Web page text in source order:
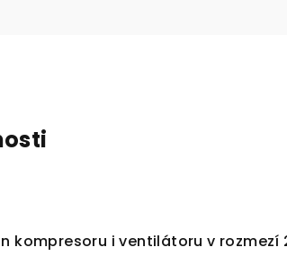
kompresoru i ventilátoru v rozmezí